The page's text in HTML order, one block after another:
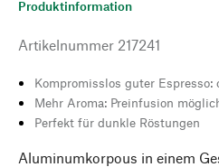
Produktinformation
Artikelnummer 217241
Kompromisslos guter Espresso:
Mehr Aroma: Preinfusion
Perfekt für dunkle Röstungen
Aluminumkorpous in einem